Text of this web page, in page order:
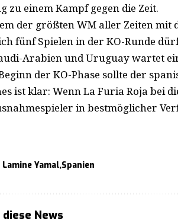
zu einem Kampf gegen die Zeit.
der größten WM aller Zeiten
fünf Spielen in der KO-Runde
Arabien und Uruguay wartet
der KO-Phase sollte der
ist klar: Wenn La Furia Roja bei
in bestmöglicher
Lamine Yamal Spanien
News